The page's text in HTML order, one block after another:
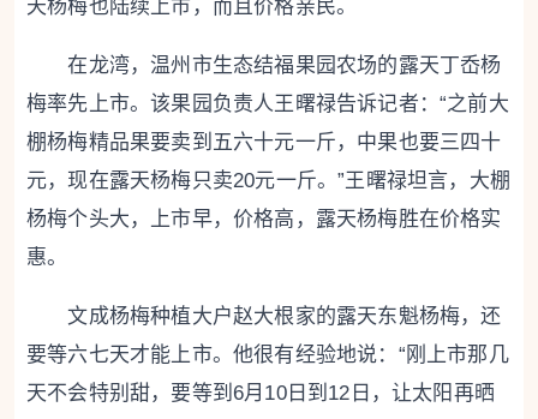
天杨梅也陆续上市，而且价格亲民。
在龙湾，温州市生态结福果园农场的露天丁岙杨
梅率先上市。该果园负责人王曙禄告诉记者：“之前大
棚杨梅精品果要卖到五六十元一斤，中果也要三四十
元，现在露天杨梅只卖20元一斤。”王曙禄坦言，大棚
杨梅个头大，上市早，价格高，露天杨梅胜在价格实
惠。
文成杨梅种植大户赵大根家的露天东魁杨梅，还
要等六七天才能上市。他很有经验地说：“刚上市那几
天不会特别甜，要等到6月10日到12日，让太阳再晒